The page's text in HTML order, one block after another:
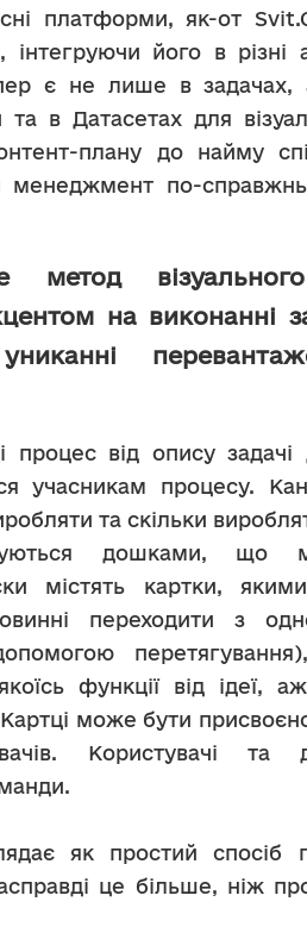
платформи, як-от
інтегруючи його в різні
є не лише в
та в Датасетах для
плану до найму
менеджмент по-
візуального
на виконанні
процес від опису задачі
учасникам процесу.
та скільки
дошками, що
містять картки,
переходити з
функції від ідеї,
може бути
Користувачі та
як простий спосіб
це більше, ніж